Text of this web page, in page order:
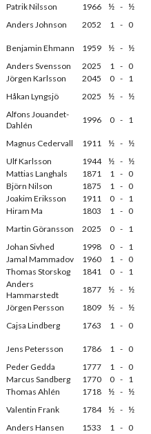
Patrik Nilsson 1966 ½ - ½
Anders Johnson 2052 1 - 0
Benjamin Ehmann 1959 ½ - ½
Anders Svensson 2025 1 - 0
Jörgen Karlsson 2045 0 - 1
Håkan Lyngsjö 2025 ½ - ½
Alfons Jouandet-
Dahlén
1996 0 - 1
Magnus Cedervall 1911 ½ - ½
Ulf Karlsson 1944 ½ - ½
Mattias Langhals 1871 1 - 0
Björn Nilson 1875 1 - 0
Joakim Eriksson 1911 0 - 1
Hiram Ma 1803 1 - 0
Martin Göransson 2025 0 - 1
Johan Sivhed 1998 0 - 1
Jamal Mammadov 1960 1 - 0
Thomas Storskog 1841 0 - 1
Anders
Hammarstedt
1877 ½ - ½
Jörgen Persson 1809 ½ - ½
Cajsa Lindberg 1763 1 - 0
Jens Petersson 1786 1 - 0
Peder Gedda 1777 1 - 0
Marcus Sandberg 1770 0 - 1
Thomas Ahlén 1718 ½ - ½
Valentin Frank 1784 ½ - ½
Anders Hansen 1533 1 - 0